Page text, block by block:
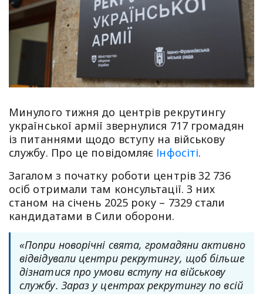
Минулого тижня до центрів рекрутингу
української армії звернулися 717 громадян
із питаннями щодо вступу на військову
службу. Про це повідомляє Інфосіті.
Загалом з початку роботи центрів 32 736
осіб отримали там консультації. З них
станом на січень 2025 року – 7329 стали
кандидатами в Сили оборони.
«Попри новорічні свята, громадяни активно
відвідували центри рекрутингу, щоб більше
дізнатися про умови вступу на військову
службу. Зараз у центрах рекрутингу по всій